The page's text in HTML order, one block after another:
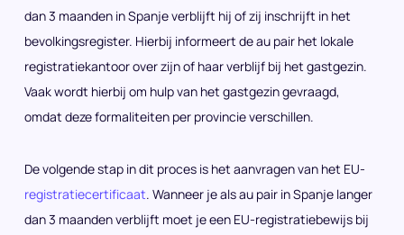
dan 3 maanden in Spanje verblijft hij of zij inschrijft in het
bevolkingsregister. Hierbij informeert de au pair het lokale
registratiekantoor over zijn of haar verblijf bij het gastgezin.
Vaak wordt hierbij om hulp van het gastgezin gevraagd,
omdat deze formaliteiten per provincie verschillen.
De volgende stap in dit proces is het aanvragen van het EU-
registratiecertificaat. Wanneer je als au pair in Spanje langer
dan 3 maanden verblijft moet je een EU-registratiebewijs bij